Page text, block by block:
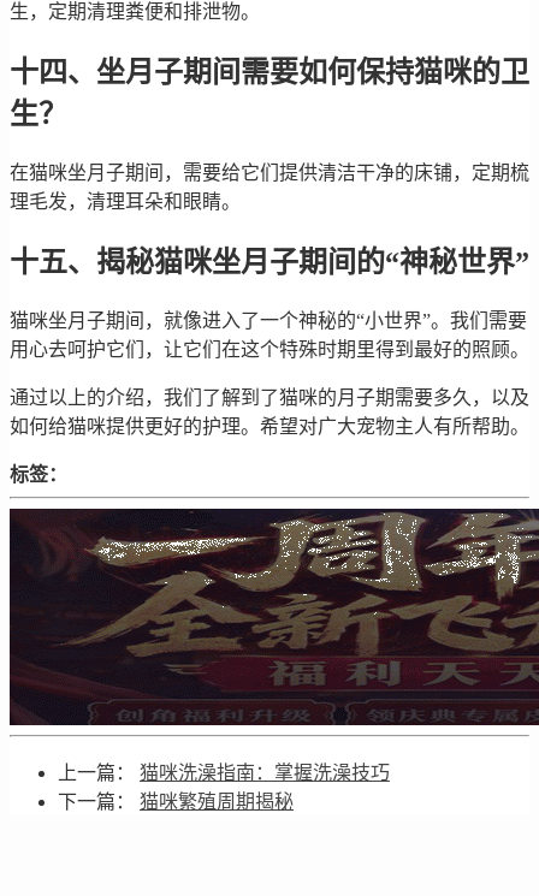
生，定期清理粪便和排泄物。
十四、坐月子期间需要如何保持猫咪的卫
生？
在猫咪坐月子期间，需要给它们提供清洁干净的床铺，定期梳
理毛发，清理耳朵和眼睛。
十五、揭秘猫咪坐月子期间的“神秘世界”
猫咪坐月子期间，就像进入了一个神秘的“小世界”。我们需要
用心去呵护它们，让它们在这个特殊时期里得到最好的照顾。
通过以上的介绍，我们了解到了猫咪的月子期需要多久，以及
如何给猫咪提供更好的护理。希望对广大宠物主人有所帮助。
标签：
上一篇： 猫咪洗澡指南：掌握洗澡技巧
下一篇： 猫咪繁殖周期揭秘